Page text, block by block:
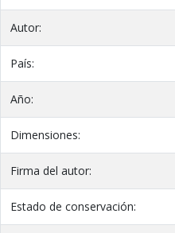
Autor:
País:
Año:
Dimensiones:
Firma del autor:
Estado de conservación: